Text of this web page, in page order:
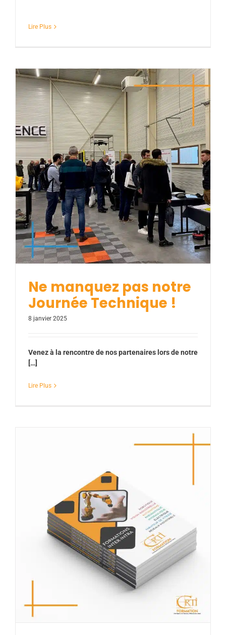
Lire Plus
Ne manquez pas notre Journée
Technique !
Actualités
Ne manquez pas notre
Journée Technique !
8 janvier 2025
Venez à la rencontre de nos partenaires lors de notre
[…]
Lire Plus
Nouveau catalogue CRTI
Actualités